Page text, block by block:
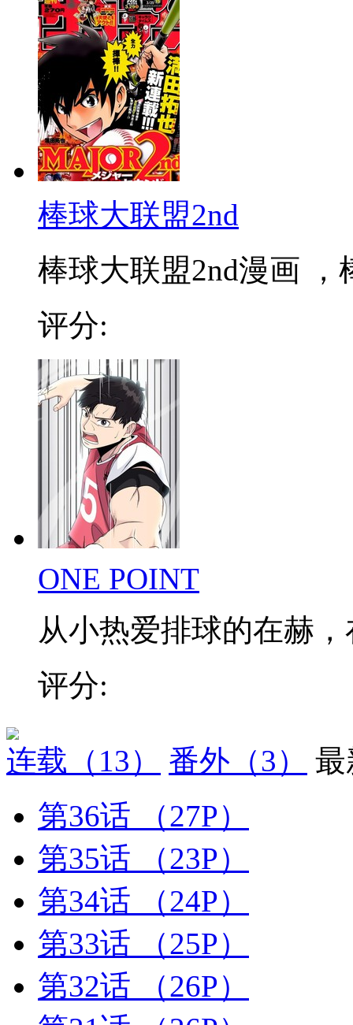
棒球大联盟2nd
棒球大联盟2nd漫画 ，
评分:
ONE POINT
从小热爱排球的在赫，
评分:
连载 （13） 番外 （3）
最
第36话
（27P）
第35话
（23P）
第34话
（24P）
第33话
（25P）
第32话
（26P）